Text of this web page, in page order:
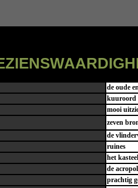
de oude
kuuroord
mooi
zeven
de
ruines
het
de
prachtig